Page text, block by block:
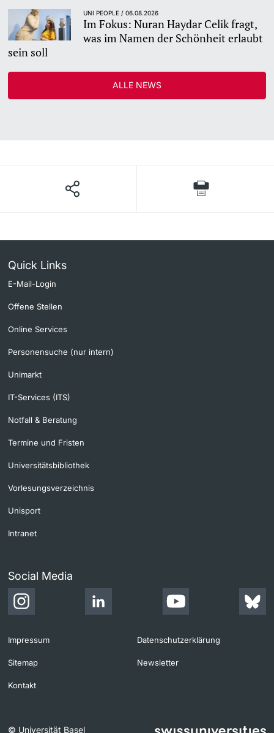
UNI PEOPLE / 06.08.2026
Im Fokus: Nuran Haydar Celik fragt,
was im Namen der Schönheit erlaubt
sein soll
ALLE NEWS
Quick Links
E-Mail-Login
Offene Stellen
Online Services
Personensuche (nur intern)
Unimarkt
IT-Services (ITS)
Notfall & Beratung
Termine und Fristen
Universitätsbibliothek
Vorlesungsverzeichnis
Unisport
Intranet
Social Media
Impressum Datenschutzerklärung
Sitemap Newsletter
Kontakt
© Universität Basel